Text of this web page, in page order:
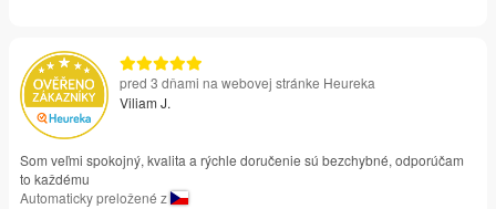
pred 3 dňami na webovej stránke Heureka
Viliam J.
Som veľmi spokojný, kvalita a rýchle doručenie sú bezchybné, odporúčam
to každému
Automaticky preložené z